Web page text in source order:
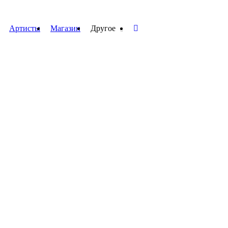
Артисты Магазин Другое